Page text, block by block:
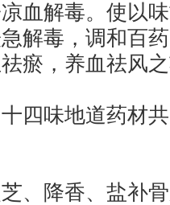
血解毒。使以
解毒，调和百
瘀，养血祛风
四味地道药材
芝、降香、盐补